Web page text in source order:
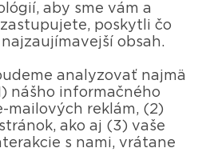
aby sme vám a
poskytli čo
obsah.
analyzovať najmä
nášho informačného
mailových reklám, (2)
ako aj (3) vaše
s nami, vrátane